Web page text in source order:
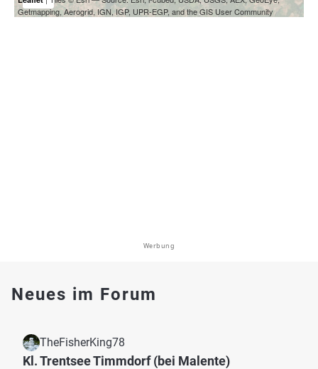
Getmapping, Aerogrid, IGN, IGP, UPR-EGP, and the GIS User Community
Werbung
Neues im Forum
TheFisherKing78
Kl. Trentsee Timmdorf (bei Malente)